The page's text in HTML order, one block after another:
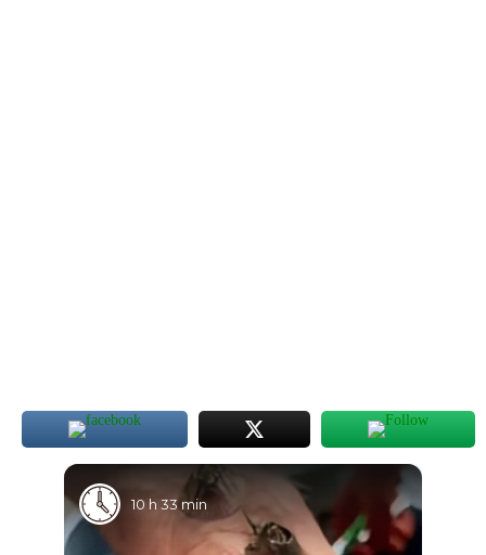
10 h 33 min